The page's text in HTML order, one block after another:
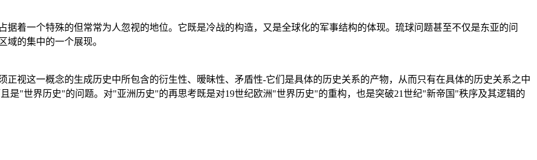
据着一个特殊的但常常为人忽视的地位。它既是冷战的构造，又是全球化的军事结构的体现。琉球问题甚至不仅是东亚的问
域的集中的一个展现。
正视这一概念的生成历史中所包含的衍生性、暧昧性、矛盾性-它们是具体的历史关系的产物，从而只有在具体的历史关系之中
是"世界历史"的问题。对"亚洲历史"的再思考既是对19世纪欧洲"世界历史"的重构，也是突破21世纪"新帝国"秩序及其逻辑的